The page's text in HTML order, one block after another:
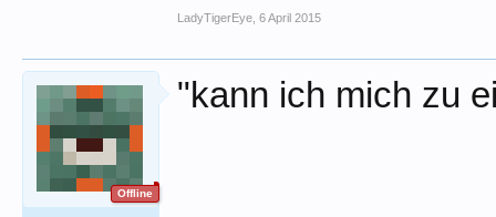
LadyTigerEye 6 April 2015
Offline
"kann ich mich zu